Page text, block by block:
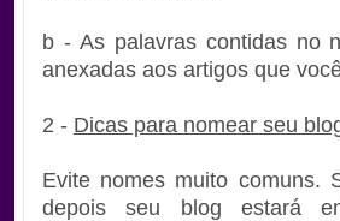
b - As palavras contidas no
anexadas aos artigos que
2 - Dicas para nomear seu
Evite nomes muito comuns.
depois seu blog estará